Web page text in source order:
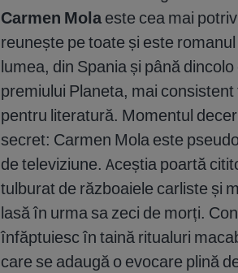
Carmen Mola este cea mai
reunește pe toate și este
lumea, din Spania și până dincolo
premiului Planeta, mai
pentru literatură. Momentul
secret: Carmen Mola este
de televiziune. Aceștia poartă
tulburat de războaiele carliste și
lasă în urma sa zeci de morți.
înfăptuiesc în taină ritualuri
care se adaugă o evocare plină